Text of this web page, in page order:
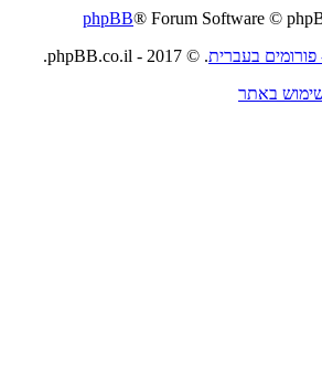
phpBB® Forum Software ©
. © 2017 - phpBB.co.il.
באתר